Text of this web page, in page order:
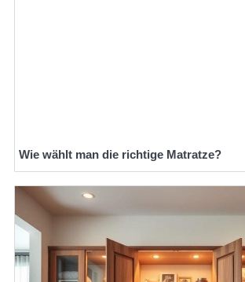
Wie wählt man die richtige Matratze?